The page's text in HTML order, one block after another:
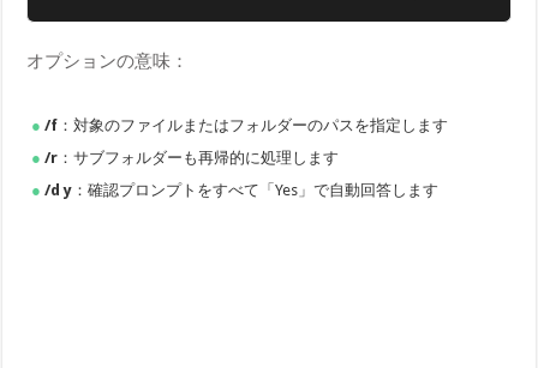
オプションの意味：
/f ：対象のファイルまたはフォルダーのパスを指定します
/r ：サブフォルダーも再帰的に処理します
/d y ：確認プロンプトをすべて「Yes」で自動回答します